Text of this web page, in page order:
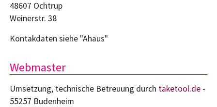
48607 Ochtrup
Weinerstr. 38
Kontakdaten siehe "Ahaus"
Webmaster
Umsetzung, technische Betreuung durch taketool.de -
55257 Budenheim